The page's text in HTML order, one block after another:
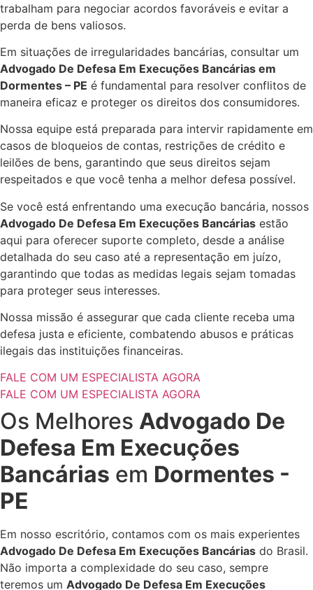
trabalham para negociar acordos favoráveis e evitar a
perda de bens valiosos.
Em situações de irregularidades bancárias, consultar um
Advogado De Defesa Em Execuções Bancárias em
Dormentes – PE é fundamental para resolver conflitos de
maneira eficaz e proteger os direitos dos consumidores.
Nossa equipe está preparada para intervir rapidamente em
casos de bloqueios de contas, restrições de crédito e
leilões de bens, garantindo que seus direitos sejam
respeitados e que você tenha a melhor defesa possível.
Se você está enfrentando uma execução bancária, nossos
Advogado De Defesa Em Execuções Bancárias estão
aqui para oferecer suporte completo, desde a análise
detalhada do seu caso até a representação em juízo,
garantindo que todas as medidas legais sejam tomadas
para proteger seus interesses.
Nossa missão é assegurar que cada cliente receba uma
defesa justa e eficiente, combatendo abusos e práticas
ilegais das instituições financeiras.
FALE COM UM ESPECIALISTA AGORA
FALE COM UM ESPECIALISTA AGORA
Os Melhores Advogado De
Defesa Em Execuções
Bancárias em Dormentes -
PE
Em nosso escritório, contamos com os mais experientes
Advogado De Defesa Em Execuções Bancárias do Brasil.
Não importa a complexidade do seu caso, sempre
teremos um Advogado De Defesa Em Execuções